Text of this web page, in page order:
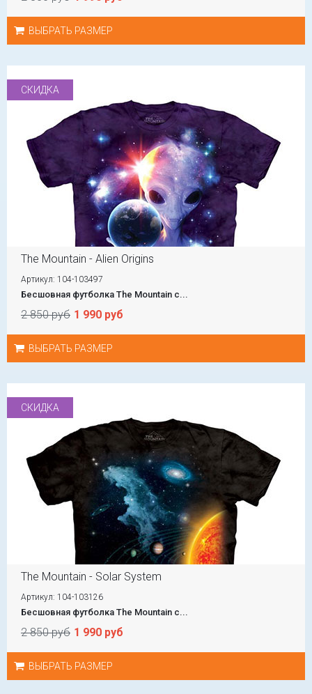
ВЫБРАТЬ РАЗМЕР
СКИДКА
The Mountain - Alien Origins
Артикул: 104-103497
Бесшовная футболка The Mountain с...
2 850 руб 1 990 руб
ВЫБРАТЬ РАЗМЕР
СКИДКА
The Mountain - Solar System
Артикул: 104-103126
Бесшовная футболка The Mountain с...
2 850 руб 1 990 руб
ВЫБРАТЬ РАЗМЕР